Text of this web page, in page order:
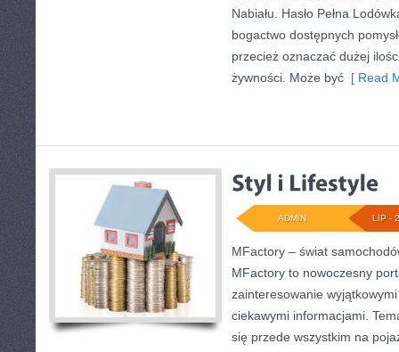
Nabiału. Hasło Pełna
bogactwo dostępnych
przecież oznaczać dużej
żywności. Może być [ Read
LIP -
ADMIN
MFactory – świat
MFactory to nowoczesny
zainteresowanie
ciekawymi informacjami.
się przede wszystkim na